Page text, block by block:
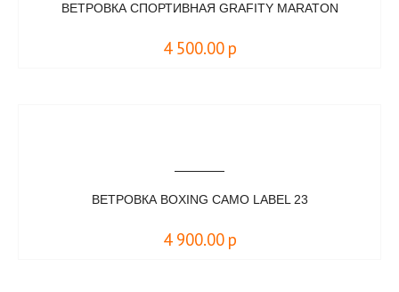
ВЕТРОВКА СПОРТИВНАЯ GRAFITY MARATON
4 500.00 р
ВЕТРОВКА BOXING CAMO LABEL 23
4 900.00 р